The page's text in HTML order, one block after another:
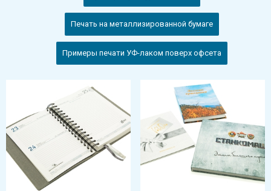
Печать на металлизированной бумаге
Примеры печати УФ-лаком поверх офсета